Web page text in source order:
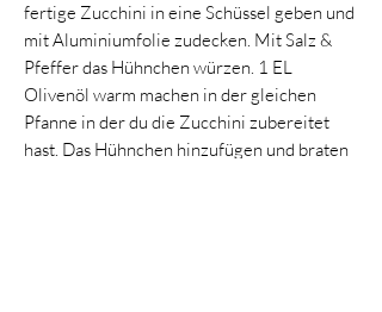
fertige Zucchini in eine Schüssel geben und
mit Aluminiumfolie zudecken. Mit Salz &
Pfeffer das Hühnchen würzen. 1 EL
Olivenöl warm machen in der gleichen
Pfanne in der du die Zucchini zubereitet
hast. Das Hühnchen hinzufügen und braten